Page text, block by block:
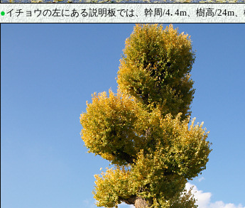
●イチョウの左にある説明板では、幹周/4.4m、樹高/24m